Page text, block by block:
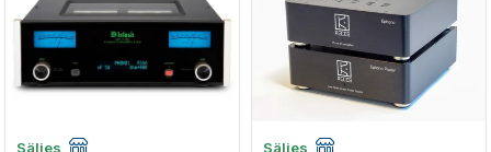
Säljes Företagsannons Säljes Företagsannons